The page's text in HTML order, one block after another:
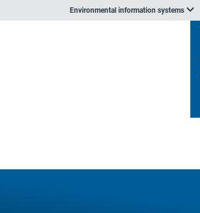
Environmental information systems